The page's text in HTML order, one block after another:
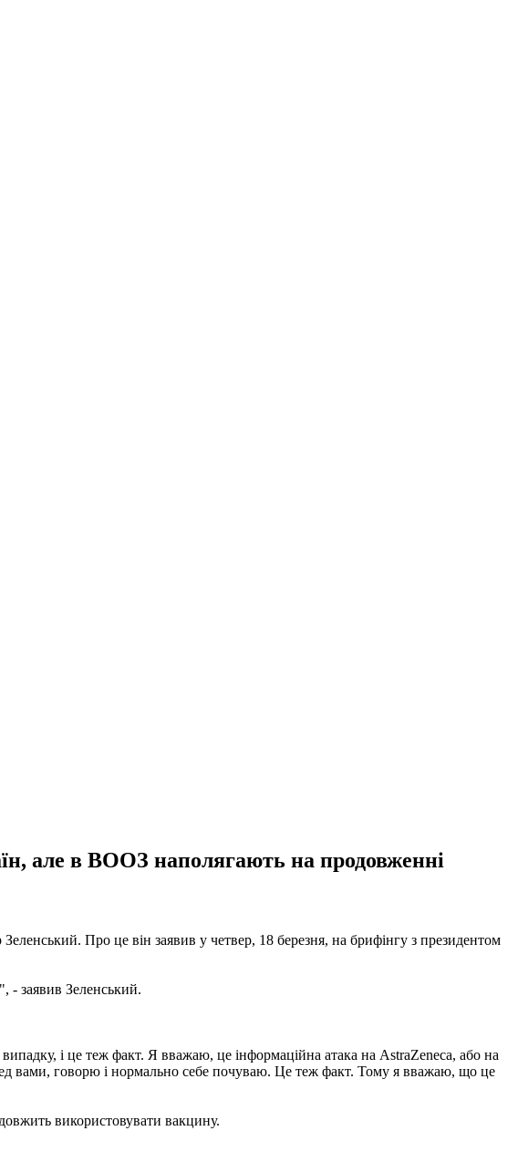
але в ВООЗ наполягають на продовженні
Про це він заявив у четвер, 18 березня, на брифінгу з президентом
- заявив Зеленський.
і це теж факт. Я вважаю, це інформаційна атака на AstraZenecа, або на
вами, говорю і нормально себе почуваю. Це теж факт. Тому я вважаю, що це
використовувати вакцину.